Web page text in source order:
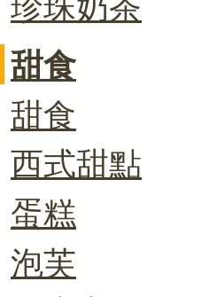
甜食
甜食
西式甜點
蛋糕
泡芙